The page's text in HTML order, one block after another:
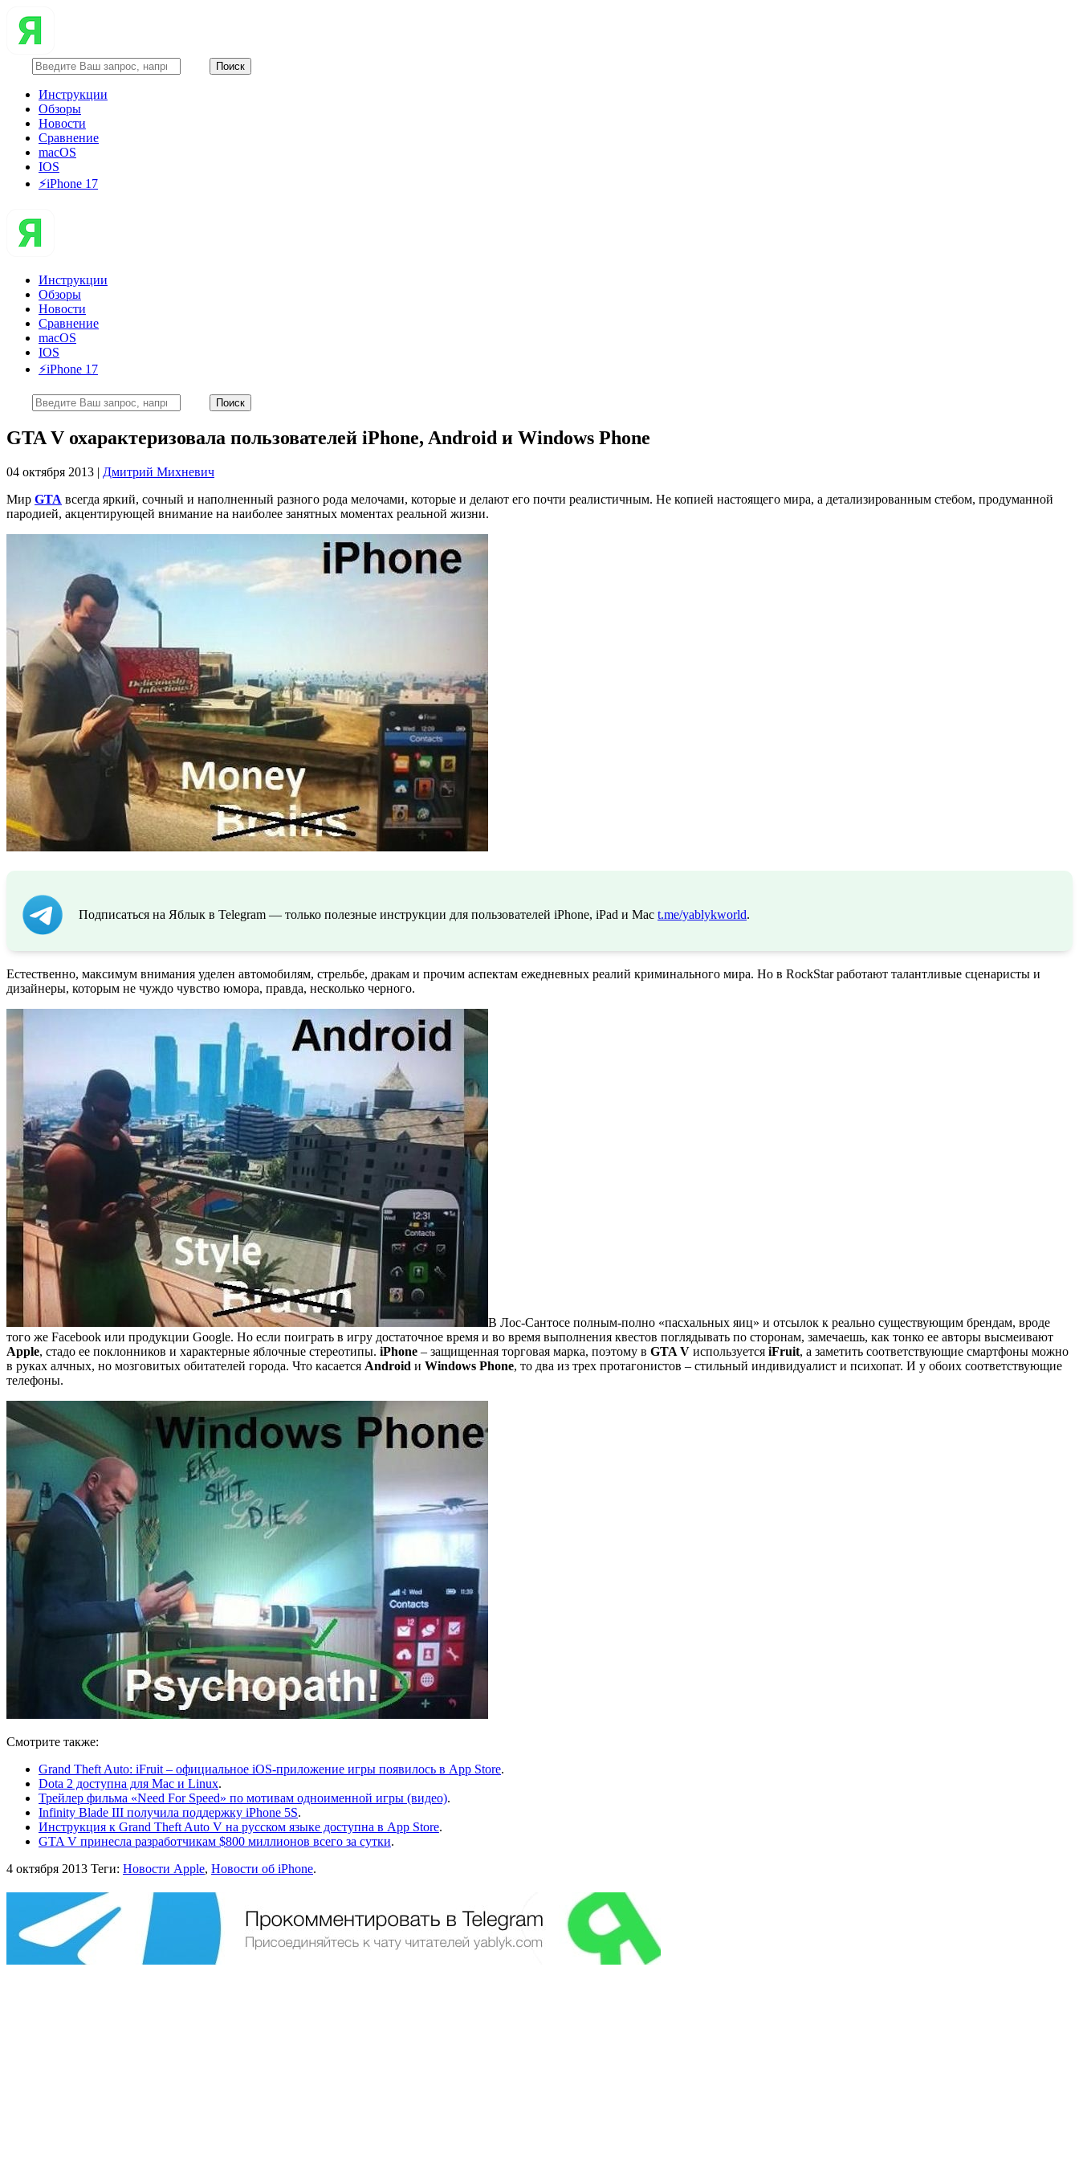
Инструкции
Обзоры
Новости
Сравнение
macOS
IOS
⚡️iPhone 17
Инструкции
Обзоры
Новости
Сравнение
macOS
IOS
⚡️iPhone 17
GTA V охарактеризовала пользователей iPhone, Android и Windows Phone
04 октября 2013 | Дмитрий Михневич
Мир GTA всегда яркий, сочный и наполненный разного рода мелочами, которые и делают его почти реалистичным. Не копией настоящего мира, а детализированным стебом, продуманной
пародией, акцентирующей внимание на наиболее занятных моментах реальной жизни.
Подписаться на Яблык в Telegram — только полезные инструкции для пользователей iPhone, iPad и Mac t.me/yablykworld.
Естественно, максимум внимания уделен автомобилям, стрельбе, дракам и прочим аспектам ежедневных реалий криминального мира. Но в RockStar работают талантливые сценаристы и
дизайнеры, которым не чуждо чувство юмора, правда, несколько черного.
В Лос-Сантосе полным-полно «пасхальных яиц» и отсылок к реально существующим брендам, вроде
того же Facebook или продукции Google. Но если поиграть в игру достаточное время и во время выполнения квестов поглядывать по сторонам, замечаешь, как тонко ее авторы высмеивают
Apple, стадо ее поклонников и характерные яблочные стереотипы. iPhone – защищенная торговая марка, поэтому в GTA V используется iFruit, а заметить соответствующие смартфоны можно
в руках алчных, но мозговитых обитателей города. Что касается Android и Windows Phone, то два из трех протагонистов – стильный индивидуалист и психопат. И у обоих соответствующие
телефоны.
Смотрите также:
Grand Theft Auto: iFruit – официальное iOS-приложение игры появилось в App Store.
Dota 2 доступна для Mac и Linux.
Трейлер фильма «Need For Speed» по мотивам одноименной игры (видео).
Infinity Blade III получила поддержку iPhone 5S.
Инструкция к Grand Theft Auto V на русском языке доступна в App Store.
GTA V принесла разработчикам $800 миллионов всего за сутки.
4 октября 2013 Теги: Новости Apple, Новости об iPhone.